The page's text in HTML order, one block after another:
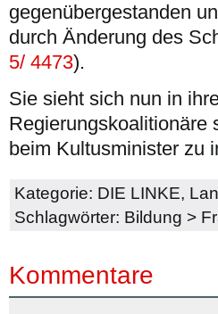
gegenübergestanden
durch Änderung des
5/ 4473).
Sie sieht sich nun in
Regierungskoalitionäre
beim Kultusminister zu
Kategorie: DIE LINKE,
Schlagwörter: Bildung >
Kommentare